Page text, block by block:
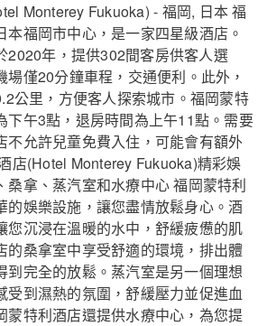
Monterey Fukuoka) - 福岡, 日本 福
本福岡市中心，是一家四星級酒店。
2020年，提供302間客房供客人選
僅20分鐘車程，交通便利。此外，
公里，方便客人探索城市。福岡蒙特
下午3點，退房時間為上午11點。需要
不允許兒童免費入住，可能會有額外
店(Hotel Monterey Fukuoka)精彩娛
桑拿、蒸汽室和水療中心 福岡蒙特利
的娛樂設施，讓您盡情放鬆身心。酒
您沉浸在溫暖的水中，舒緩疲憊的肌
的桑拿室中享受舒適的環境，排出體
到完全的放鬆。蒸汽室是另一個理想
受到濕熱的氛圍，舒緩壓力並促進血
蒙特利酒店還提供水療中心，為您提
關閉